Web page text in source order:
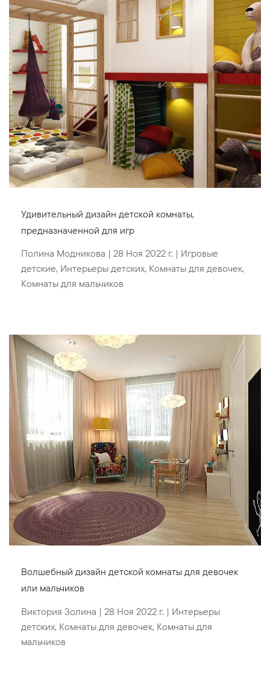
Удивительный дизайн детской комнаты,
предназначенной для игр
Полина Модникова | 28 Ноя 2022 г. | Игровые
детские, Интерьеры детских, Комнаты для девочек,
Комнаты для мальчиков
Волшебный дизайн детской комнаты для девочек
или мальчиков
Виктория Золина | 28 Ноя 2022 г. | Интерьеры
детских, Комнаты для девочек, Комнаты для
мальчиков